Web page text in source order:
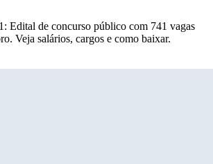
Edital de concurso público com 741 vagas
Veja salários, cargos e como baixar.